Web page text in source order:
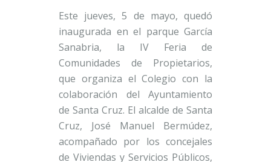
Este jueves, 5 de mayo, quedó
inaugurada en el parque García
Sanabria, la IV Feria de
Comunidades de Propietarios,
que organiza el Colegio con la
colaboración del Ayuntamiento
de Santa Cruz. El alcalde de Santa
Cruz, José Manuel Bermúdez,
acompañado por los concejales
de Viviendas y Servicios Públicos,